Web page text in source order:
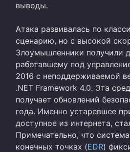
выводы.
Атака развивалась по
сценарию, но с высокой
Злоумышленники получили
работавшему под
2016 с неподдерживаемой
.NET Framework 4.0. Эта
получает обновлений
года. Именно устаревшее
доступное из интернета,
Примечательно, что
конечных точках (EDR)